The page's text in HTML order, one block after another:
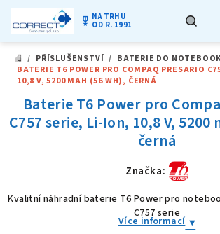
obsah
military_tech NA TRHU
OD R. 1991
DOMŮ
/ PŘÍSLUŠENSTVÍ / BATERIE DO
BATERIE T6 POWER PRO COMPAQ PRESARIO
10,8 V, 5200 MAH (56 WH), ČERNÁ
Baterie T6 Power pro
C757 serie, Li-Ion, 10,8 V, 5200
černá
Značka:
Kvalitní náhradní baterie T6 Power pro
C757 serie
Více informací